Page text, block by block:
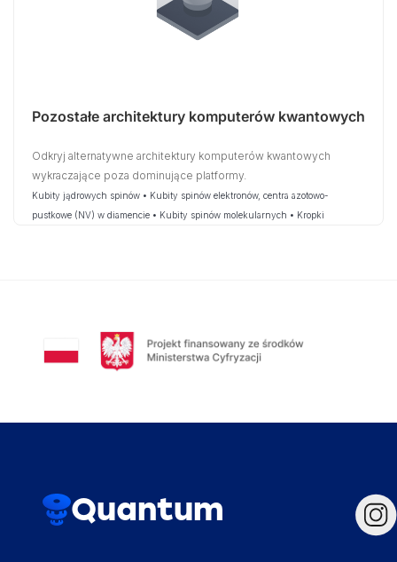
Pozostałe architektury komputerów kwantowych
Odkryj alternatywne architektury komputerów kwantowych
wykraczające poza dominujące platformy.
Kubity jądrowych spinów • Kubity spinów elektronów, centra azotowo-
pustkowe (NV) w diamencie • Kubity spinów molekularnych • Kropki
Quantum